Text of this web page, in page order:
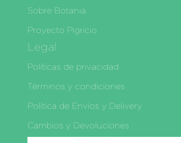
Sobre Botania
Proyecto Pigricio
Legal
Políticas de privacidad
Términos y condiciones
Política de Envíos y Delivery
Cambios y Devoluciones